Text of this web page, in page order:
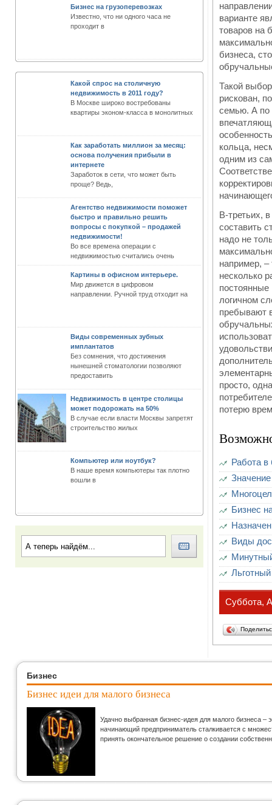
Бизнес на грузоперевозках
Известно, что ни одного часа не
проходит в
Какой спрос на столичную
недвижимость в 2011 году?
В Москве широко востребованы
квартиры эконом-класса в монолитных
Как заработать миллион за месяц:
основа получения прибыли в
интернете
Заработок в сети, что может быть
проще? Ведь,
Агентство недвижимости поможет
быстро и правильно решить
вопросы с покупкой – продажей
недвижимости!
Во все времена операции с
недвижимостью считались очень
Картины в офисном интерьере.
Мир движется в цифровом
направлении. Ручной труд отходит на
Виды современных зубных
имплантатов
Без сомнения, что достижения
нынешней стоматологии позволяют
предоставить
Недвижимость в центре столицы
может подорожать на 50%
В случае если власти Москвы запретят
строительство жилых
Компьютер или ноутбук?
В наше время компьютеры так плотно
вошли в
варианте
товаров на
бизнеса,
Такой
рискован,
семью. А по
кольца,
одним из
В-третьих,
составить
надо не
например, –
несколько
логичном
пребывают
просто,
потерю
Работа в
Бизнес
Виды
Суббота,
Бизнес
Бизнес идеи для малого бизнеса
Удачно выбранная бизнес-идея для малого бизнеса
начинающий предприниматель сталкивается с
принять окончательное решение о создании